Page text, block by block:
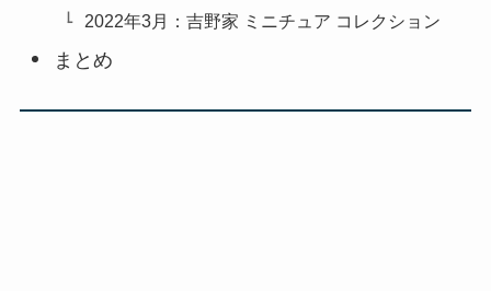
2022年3月：吉野家 ミニチュア コレクション
まとめ